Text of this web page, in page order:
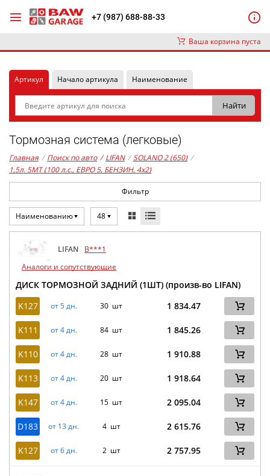
+7 (987) 688-88-33
Ваша корзина пуста
Артикул Начало артикула Наименование
Тормозная система (легковые)
Главная / Поиск по авто / LIFAN / SOLANO 2 (650) /
1,5л. 5MT (100 л.с., ЕВРО 5, БЕНЗИН, 4x2)
Фильтр
Наименованию 48
LIFAN
B***1
Аналоги и сопутствующие
ДИСК ТОРМОЗНОЙ ЗАДНИЙ (1ШТ) (произв-во LIFAN)
K127
от 5 дн. 30 шт 1 834.47
K111 от 4 дн. 84 шт 1 845.26
K110 от 4 дн. 28 шт 1 910.88
K113 от 4 дн. 20 шт 1 918.64
K147 от 4 дн. 15 шт 2 095.04
D183 от 13 дн. 4 шт 2 615.76
K127 от 6 дн. 2 шт 2 757.95